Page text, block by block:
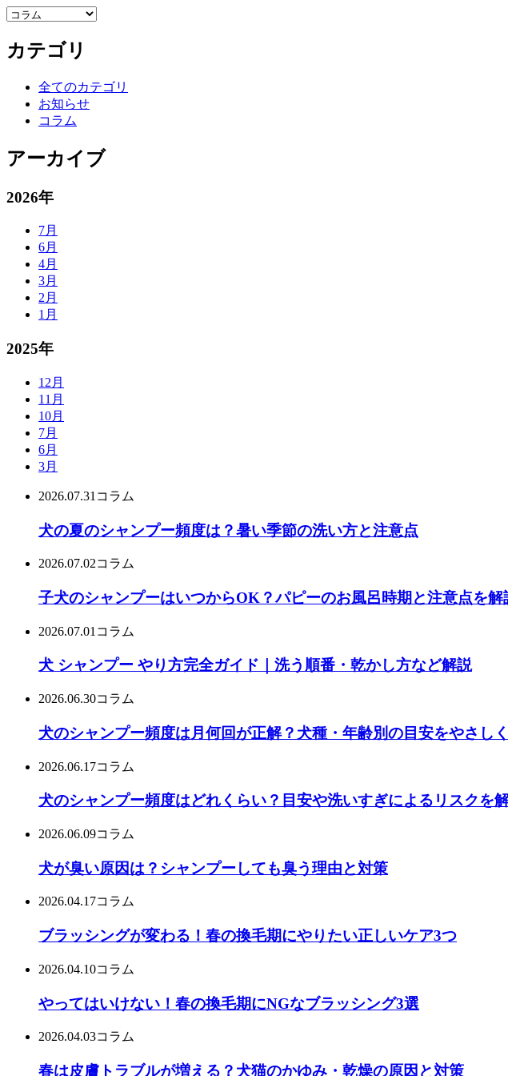
カテゴリ
全てのカテゴリ
お知らせ
コラム
アーカイブ
2026年
7月
6月
4月
3月
2月
1月
2025年
12月
11月
10月
7月
6月
3月
2026.07.31 コラム
犬の夏のシャンプー頻度は？暑い季節の洗い方と注意点
2026.07.02コラム
子犬のシャンプーはいつからOK？パピーのお風呂時期と注意点を解
2026.07.01 コラム
犬 シャンプー やり方完全ガイド｜洗う順番・乾かし方など解説
2026.06.30コラム
犬のシャンプー頻度は月何回が正解？犬種・年齢別の目安をやさし
2026.06.17コラム
犬のシャンプー頻度はどれくらい？目安や洗いすぎによるリスクを解
2026.06.09コラム
犬が臭い原因は？シャンプーしても臭う理由と対策
2026.04.17コラム
ブラッシングが変わる！春の換毛期にやりたい正しいケア3つ
2026.04.10コラム
やってはいけない！春の換毛期にNGなブラッシング3選
2026.04.03コラム
春は皮膚トラブルが増える？犬猫のかゆみ・乾燥の原因と対策